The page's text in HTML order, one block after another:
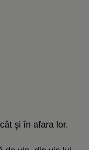
şi în afara lor.